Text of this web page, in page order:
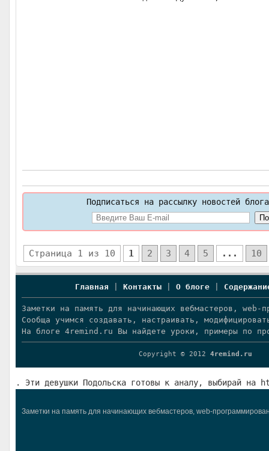
Подписаться на рассылку новостей
Страница 1 из 10 1 2 3 4 5 ... 10
Главная Контакты О блоге
Заметки на память для начинающих вебмастеров, web-
Сообща учимся создавать, настраивать,
На блоге 4remind.ru Вы найдете уроки, примеры по
Copyright © 2012 4remind.ru
. Эти девушки Подольска готовы к аналу, выбирай
Заметки на память для начинающих вебмастеров, web-